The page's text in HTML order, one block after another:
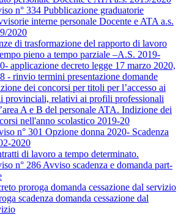
n° 334 Pubblicazione graduatorie
interne personale Docente e ATA a.s.
2020
di trasformazione del rapporto di lavoro
pieno a tempo parziale –A.S. 2019-
applicazione decreto legge 17 marzo 2020,
- rinvio termini presentazione domande
dei concorsi per titoli per l’accesso ai
provinciali, relativi ai profili professionali
A e B del personale ATA. Indizione dei
nell'anno scolastico 2019-20
n° 301 Opzione donna 2020- Scadenza
2020
di lavoro a tempo determinato.
n° 286 Avviso scadenza e domanda part-
proroga domanda cessazione dal servizio
scadenza domanda cessazione dal